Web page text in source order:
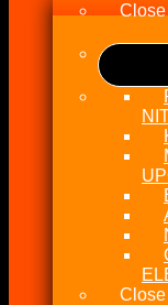
Close
Close